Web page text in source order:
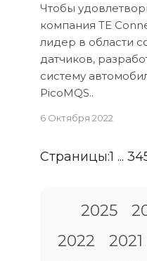
Чтобы
компания TE
лидер в области
датчиков,
систему
PicoMQS..
6 Октября 2022
Страницы:1 ... 34
2025
2022
2021